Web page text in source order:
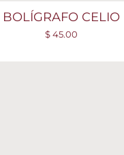
BOLÍGRAFO CELIO
$ 45.00